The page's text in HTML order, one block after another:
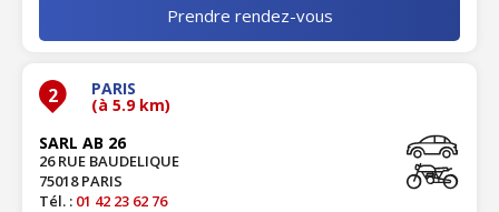
Prendre rendez-vous
2 PARIS
(à 5.9 km)
SARL AB 26
26 RUE BAUDELIQUE
75018 PARIS
Tél. : 01 42 23 62 76